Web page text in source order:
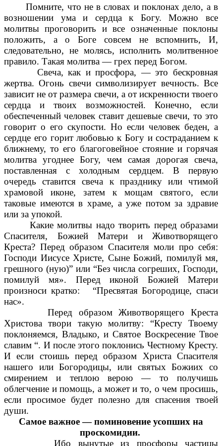
Помните, что не в словах и поклонах дело, а в
возношении ума и сердца к Богу. Можно все
молитвы проговорить и все означенные поклоны
положить, а о Боге совсем не вспомнить, И,
следовательно, не молясь, исполнить молитвенное
правило. Такая молитва — грех перед Богом.
Свеча, как и просфора, — это бескровная
жертва. Огонь свечи символизирует вечность. Все
зависит не от размера свечи, а от искренности твоего
сердца и твоих возможностей. Конечно, если
обеспеченный человек ставит дешевые свечи, то это
говорит о его скупости. Но если человек беден, а
сердце его горит любовью к Богу и состраданием к
ближнему, то его благоговейное стояние и горячая
молитва угоднее Богу, чем самая дорогая свеча,
поставленная с холодным сердцем. В первую
очередь ставится свеча к празднику или чтимой
храмовой иконе, затем к мощам святого, если
таковые имеются в храме, а уже потом за здравие
или за упокой.
Какие молитвы надо творить перед образами
Спасителя, Божией Матери и Животворящего
Креста? Перед образом Спасителя моли про себя:
Господи Иисусе Христе, Сыне Божий, помилуй мя,
грешного (ную)” или “Без числа согреших, Господи,
помилуй мя». Перед иконой Божией Матери
произноси кратко: “Пресвятая Богородице, спаси
нас».
Перед образом Животворящего Креста
Христова твори такую молитву: “Кресту Твоему
поклоняемся, Владыко, и Святое Воскресение Твое
славим “. И после этого поклонись Честному Кресту.
И если стоишь перед образом Христа Спасителя
нашего или Богородицы, или святых Божиих со
смирением и теплою верою — то получишь
облегчение и помощь, а может и то, о чем просишь,
если просимое будет полезно для спасения твоей
души.
Самое важное — поминовение усопших на
проскомидии.
Ибо вынутые из просфоры частицы